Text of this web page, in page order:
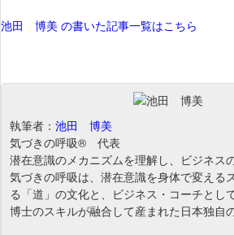
池田 博美 の書いた記事一覧はこちら
執筆者： 池田 博美
気づきの呼吸® 代表
潜在意識のメカニズムを理解し、ビジネス
気づきの呼吸は、潜在意識を身体で変える
る「道」の文化と、ビジネス・コーチとし
博士のスキルが融合して産まれた日本独自